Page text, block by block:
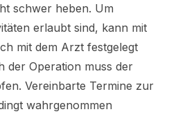
schwer heben. Um
erlaubt sind, kann mit
mit dem Arzt festgelegt
der Operation muss der
Vereinbarte Termine zur
wahrgenommen